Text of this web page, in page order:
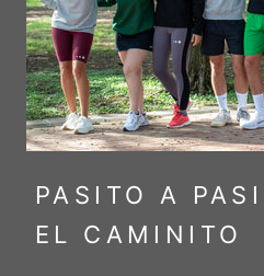
PASITO A
EL CAMINITO